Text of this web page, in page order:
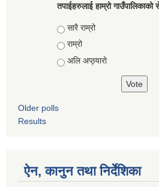
तपाईहरुलाई हाम्रो गाउँपालिकाको
Choices
सारै राम्रो
राम्रो
अलि अप्ठ्यारो
Older polls
Results
ऐन, कानुन तथा निर्देशिका